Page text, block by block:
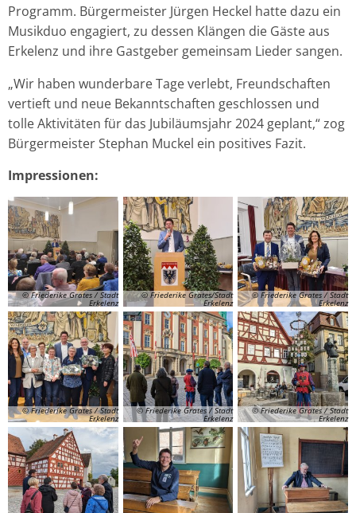
Programm. Bürgermeister Jürgen Heckel hatte dazu ein
Musikduo engagiert, zu dessen Klängen die Gäste aus
Erkelenz und ihre Gastgeber gemeinsam Lieder sangen.
„Wir haben wunderbare Tage verlebt, Freundschaften
vertieft und neue Bekanntschaften geschlossen und
tolle Aktivitäten für das Jubiläumsjahr 2024 geplant,“ zog
Bürgermeister Stephan Muckel ein positives Fazit.
Impressionen:
© Friederike Grates / Stadt
Erkelenz
© Friederike Grates/Stadt
Erkelenz
© Friederike Grates / Stadt
Erkelenz
© Friederike Grates / Stadt
Erkelenz
© Friederike Grates / Stadt
Erkelenz
© Friederike Grates / Stadt
Erkelenz